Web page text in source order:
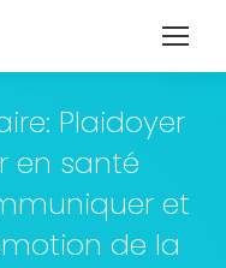
Plaidoyer
en santé
et
de la